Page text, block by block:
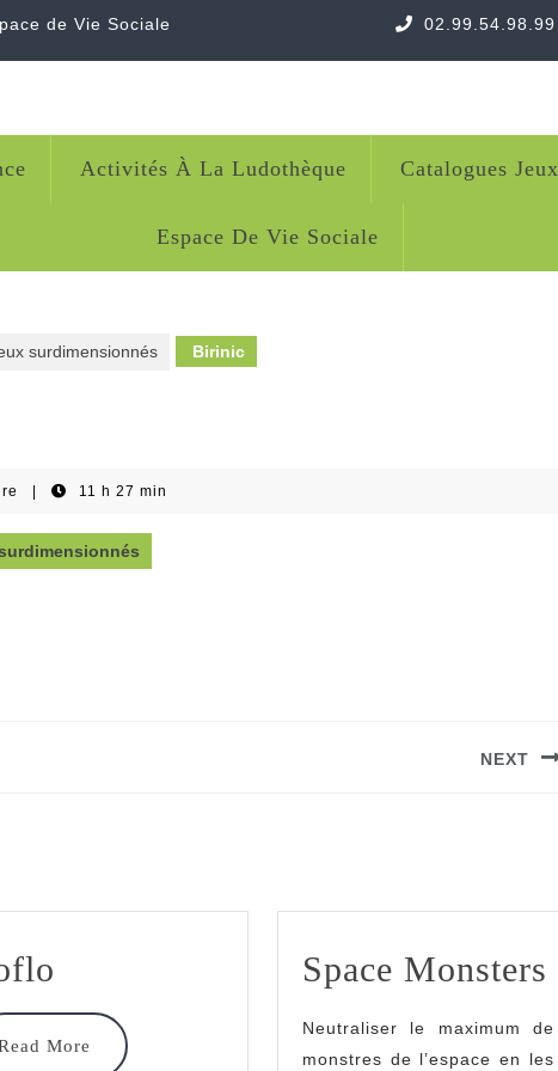
de Vie Sociale 02.99.54.98.99
Activités À La Ludothèque Catalogues Jeux
Espace De Vie Sociale
surdimensionnés Birinic
| 11 h 27 min
NEXT
More
Read
Space Monsters
Neutraliser le maximum de
monstres de l’espace en les